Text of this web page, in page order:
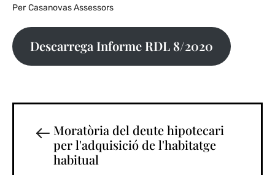
Per Casanovas Assessors
Descarrega Informe RDL 8/2020
Moratòria del deute hipotecari
per l'adquisició de l'habitatge
habitual